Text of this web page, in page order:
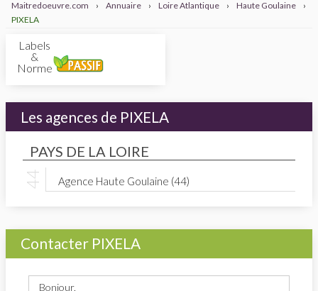
Maitredoeuvre.com › Annuaire › Loire Atlantique › Haute Goulaine
›
PIXELA
Labels
&
Normes
Les agences de PIXELA
PAYS DE LA LOIRE
Agence Haute Goulaine (44)
Contacter PIXELA